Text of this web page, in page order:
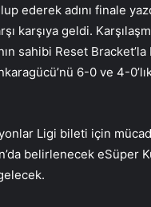
ederek adını finale
karşıya geldi.
sahibi Reset
6-0 ve 4-
Ligi bileti için
belirlenecek eSüper